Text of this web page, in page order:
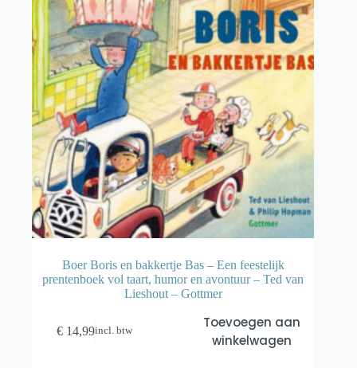
Boer Boris en bakkertje Bas – Een feestelijk
prentenboek vol taart, humor en avontuur – Ted van
Lieshout – Gottmer
€ 14,99incl. btw
Toevoegen aan
winkelwagen